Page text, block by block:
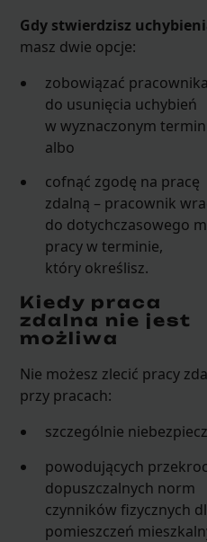
Gdy stwierdzisz
masz dwie opcje:
zobowiązać pracownika
do usunięcia uchybień
w wyznaczonym
albo
cofnąć zgodę na pracę
zdalną – pracownik
do dotychczasowego
pracy w terminie,
który określisz.
Kiedy praca
zdalna nie jest
możliwa
Nie możesz zlecić pracy
przy pracach:
szczególnie
powodujących
dopuszczalnych norm
czynników fizycznych
pomieszczeń